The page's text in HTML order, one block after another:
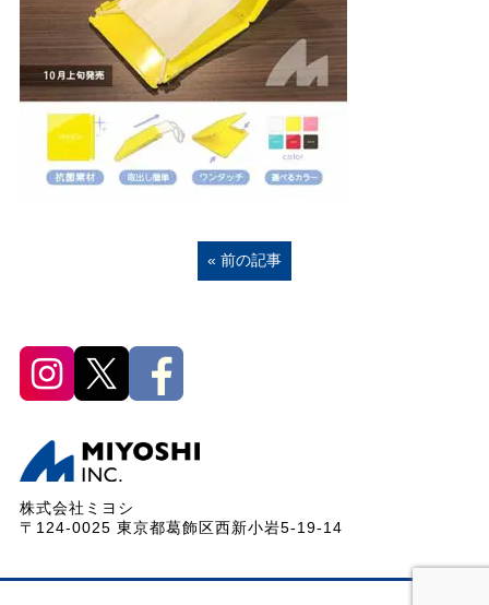
« 前の記事
株式会社ミヨシ
〒124-0025 東京都葛飾区西新小岩5-19-14